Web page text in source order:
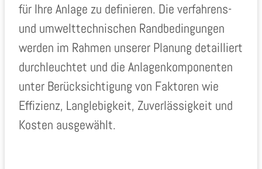
für Ihre Anlage zu definieren. Die verfahrens-
und umwelttechnischen Randbedingungen
werden im Rahmen unserer Planung detailliert
durchleuchtet und die Anlagenkomponenten
unter Berücksichtigung von Faktoren wie
Effizienz, Langlebigkeit, Zuverlässigkeit und
Kosten ausgewählt.